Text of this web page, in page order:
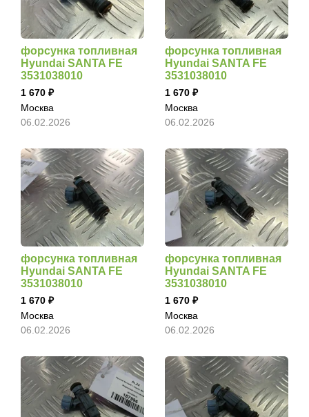
форсунка топливная
Hyundai SANTA FE
3531038010
1 670
Москва
06.02.2026
форсунка топливная
Hyundai SANTA FE
3531038010
1 670
Москва
06.02.2026
форсунка топливная
Hyundai SANTA FE
3531038010
1 670
Москва
06.02.2026
форсунка топливная
Hyundai SANTA FE
3531038010
1 670
Москва
06.02.2026